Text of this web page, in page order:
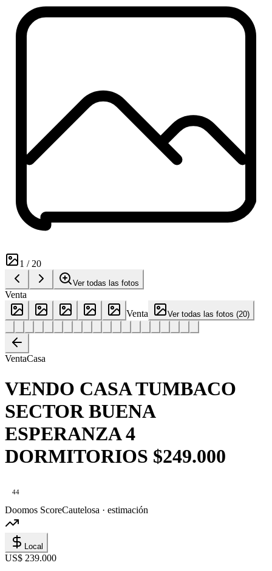
1 /20
Ver todas las fotos
Venta
Venta
Ver todas las fotos (20)
VentaCasa
VENDO CASA TUMBACO
SECTOR BUENA
ESPERANZA 4
DORMITORIOS $249.000
44
Doomos ScoreCautelosa · estimación
Local
US$ 239.000